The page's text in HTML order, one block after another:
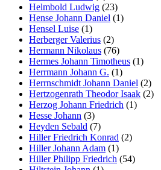
Helmbold Ludwig (23)
Hense Johann Daniel (1)
Hensel Luise (1)
Herberger Valerius (2)
Hermann Nikolaus (76)
Hermes Johann Timotheus (1)
Herrmann Johann G. (1)
Herrnschmidt Johann Daniel (2)
Hertzogenrath Theodor Isaak (2)
Herzog Johann Friedrich (1)
Hesse Johann (3)
Heyden Sebald (7)
Hiller Friedrich Konrad (2)
Hiller Johann Adam (1)
Hiller Philipp Friedrich (54)